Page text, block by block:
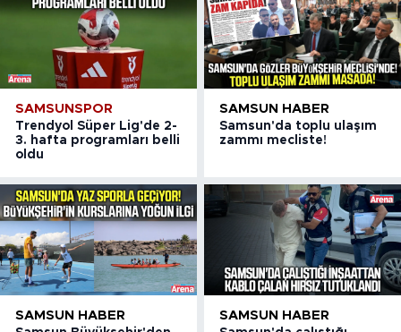
SAMSUNSPOR
Trendyol Süper Lig'de 2-
3. hafta programları belli
oldu
SAMSUN HABER
Samsun'da toplu ulaşım
zammı mecliste!
SAMSUN HABER SAMSUN HABER